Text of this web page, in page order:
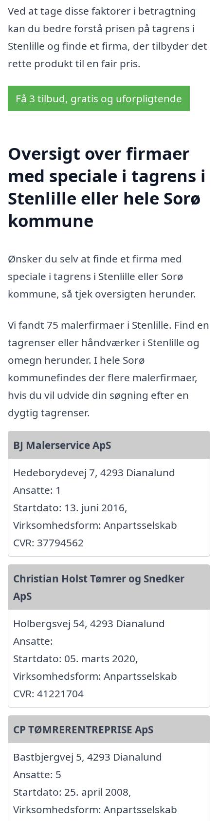
Ved at tage disse faktorer i betragtning
kan du bedre forstå prisen på tagrens i
Stenlille og finde et firma, der tilbyder det
rette produkt til en fair pris.
Få 3 tilbud, gratis og uforpligtende
Oversigt over firmaer
med speciale i tagrens i
Stenlille eller hele Sorø
kommune
Ønsker du selv at finde et firma med
speciale i tagrens i Stenlille eller Sorø
kommune, så tjek oversigten herunder.
Vi fandt 75 malerfirmaer i Stenlille. Find en
tagrenser eller håndværker i Stenlille og
omegn herunder. I hele Sorø
kommunefindes der flere malerfirmaer,
hvis du vil udvide din søgning efter en
dygtig tagrenser.
BJ Malerservice ApS
Hedeborydevej 7, 4293 Dianalund
Ansatte: 1
Startdato: 13. juni 2016,
Virksomhedsform: Anpartsselskab
CVR: 37794562
Christian Holst Tømrer og Snedker
ApS
Holbergsvej 54, 4293 Dianalund
Ansatte:
Startdato: 05. marts 2020,
Virksomhedsform: Anpartsselskab
CVR: 41221704
CP TØMRERENTREPRISE ApS
Bastbjergvej 5, 4293 Dianalund
Ansatte: 5
Startdato: 25. april 2008,
Virksomhedsform: Anpartsselskab